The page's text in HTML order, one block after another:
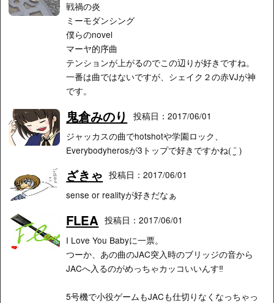
戦禍の炎
ミーモダンシング
僕らのnovel
マーヤ的序曲
テンションが上がるのでこの辺りが好きですね。
一番は曲ではないですが、シェイク２の赤VJが神
です。
鬼倉みのり
投稿日：2017/06/01
ジャッカスの曲でhotshotや学園ロック、
Everybodyherosが3トップで好きですかね( ¨̮ )
ざきゃ 投稿日：2017/06/01
sense or realityが好きだなぁ
FLEA 投稿日：2017/06/01
I Love You Babyに一票。
つーか、あの曲のJAC突入時のブリッジの音から
JACへ入るのがめっちゃカッコいいんす‼︎
5号機で小役ゲームもJACも仕切りなくなっちゃっ